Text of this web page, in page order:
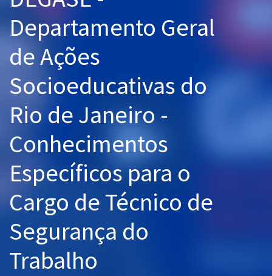
Graduação
Mentorias
Questões grátis
Conteúdo gratuito
Blog
Aprovados
Atendimento
Departamento Geral
de Ações
Socioeducativas do
Rio de Janeiro -
Conhecimentos
Específicos para o
Cargo de Técnico de
Segurança do
Trabalho